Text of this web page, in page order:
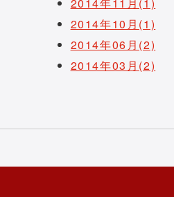
2014年10月(1)
2014年06月(2)
2014年03月(2)